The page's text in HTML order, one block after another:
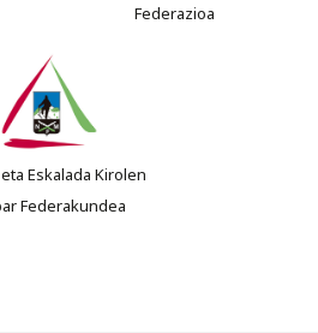
Federazioa
Eskalada Kirolen
Federakundea